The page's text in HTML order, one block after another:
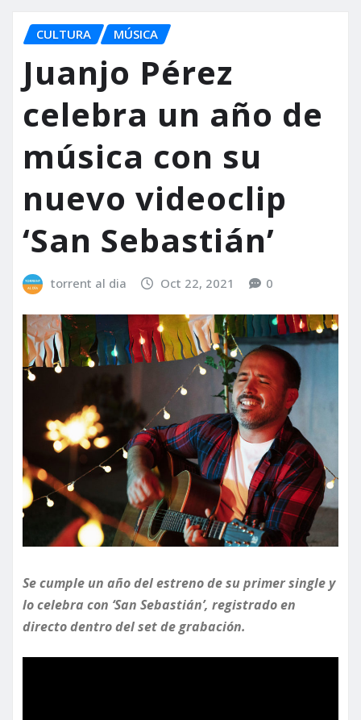
CULTURA MÚSICA
Juanjo Pérez
celebra un año de
música con su
nuevo videoclip
‘San Sebastián’
torrent al dia Oct 22, 2021 0
Se cumple un año del estreno de su primer single y
lo celebra con ‘San Sebastián’, registrado en
directo dentro del set de grabación.